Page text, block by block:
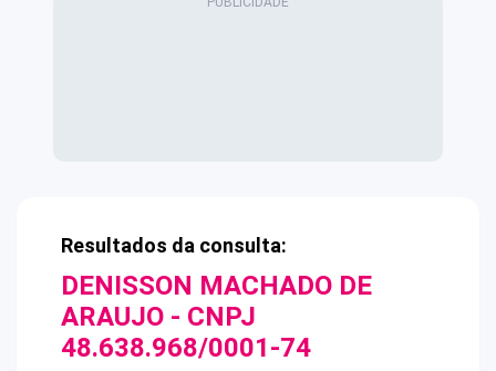
Resultados da consulta:
DENISSON MACHADO DE
ARAUJO - CNPJ
48.638.968/0001-74